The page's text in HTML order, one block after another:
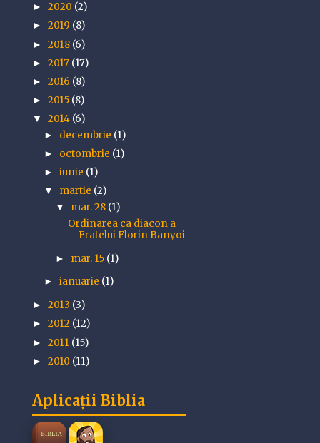
► 2020 (2)
► 2019 (8)
► 2018 (6)
► 2017 (17)
► 2016 (8)
► 2015 (8)
▼ 2014 (6)
► decembrie (1)
► octombrie (1)
►iunie (1)
▼ martie (2)
▼ mar. 28 (1)
Ordinarea ca diacon a
Fratelui Florin Banyoi
► mar. 15 (1)
►ianuarie (1)
► 2013 (3)
► 2012 (12)
► 2011 (15)
► 2010 (11)
Aplicații Biblia